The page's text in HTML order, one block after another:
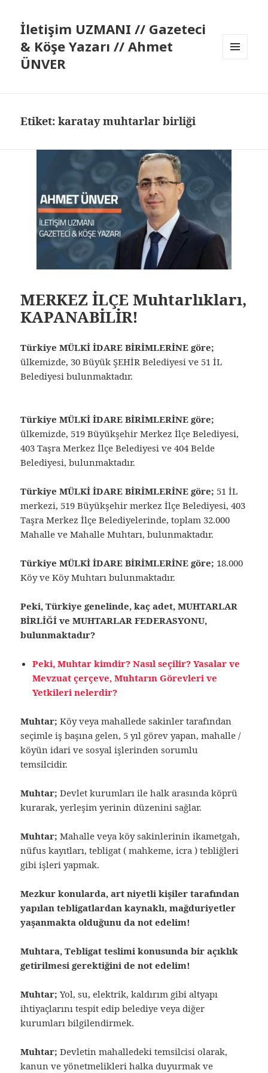
İletişim UZMANI // Gazeteci
& Köşe Yazarı // Ahmet
ÜNVER
Etiket:karatay muhtarlar birliği
MERKEZ İLÇE Muhtarlıkları,
KAPANABİLİR!
Türkiye MÜLKİ İDARE BİRİMLERİNE göre;
ülkemizde, 30 Büyük ŞEHİR Belediyesi ve 51 İL
Belediyesi bulunmaktadır.
Türkiye MÜLKİ İDARE BİRİMLERİNE göre;
ülkemizde, 519 Büyükşehir Merkez İlçe Belediyesi,
403 Taşra Merkez İlçe Belediyesi ve 404 Belde
Belediyesi, bulunmaktadır.
Türkiye MÜLKİ İDARE BİRİMLERİNE göre; 51 İL
merkezi, 519 Büyükşehir merkez İlçe Belediyesi, 403
Taşra Merkez İlçe Belediyelerinde, toplam 32.000
Mahalle ve Mahalle Muhtarı, bulunmaktadır.
Türkiye MÜLKİ İDARE BİRİMLERİNE göre; 18.000
Köy ve Köy Muhtarı bulunmaktadır.
Peki, Türkiye genelinde, kaç adet, MUHTARLAR
BİRLİĞİ ve MUHTARLAR FEDERASYONU,
bulunmaktadır?
Peki, Muhtar kimdir? Nasıl seçilir? Yasalar ve
Mevzuat çerçeve, Muhtarın Görevleri ve
Yetkileri nelerdir?
Muhtar; Köy veya mahallede sakinler tarafından
seçimle iş başına gelen, 5 yıl görev yapan, mahalle /
köyün idari ve sosyal işlerinden sorumlu
temsilcidir.
Muhtar; Devlet kurumları ile halk arasında köprü
kurarak, yerleşim yerinin düzenini sağlar.
Muhtar; Mahalle veya köy sakinlerinin ikametgah,
nüfus kayıtları, tebligat ( mahkeme, icra ) tebliğleri
gibi işleri yapmak.
Mezkur konularda, art niyetli kişiler tarafından
yapılan tebligatlardan kaynaklı, mağduriyetler
yaşanmakta olduğunu da not edelim!
Muhtara, Tebligat teslimi konusunda bir açıklık
getirilmesi gerektiğini de not edelim!
Muhtar; Yol, su, elektrik, kaldırım gibi altyapı
ihtiyaçlarını tespit edip belediye veya diğer
kurumları bilgilendirmek.
Muhtar; Devletin mahalledeki temsilcisi olarak,
kanun ve yönetmelikleri halka duyurmak ve